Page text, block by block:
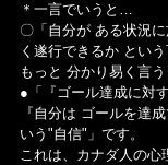
＊一言でいうと…
〇「自分が ある状況
く遂行できるか という
もっと 分かり易く言
●「『ゴール達成に対
『自分は ゴールを達
いう"自信"」です。
これは、カナダ人の心